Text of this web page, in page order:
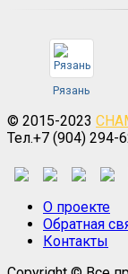
Рязань
© 2015-2023
Тел.+7 (904) 294-
О проекте
Обратная
Контакты